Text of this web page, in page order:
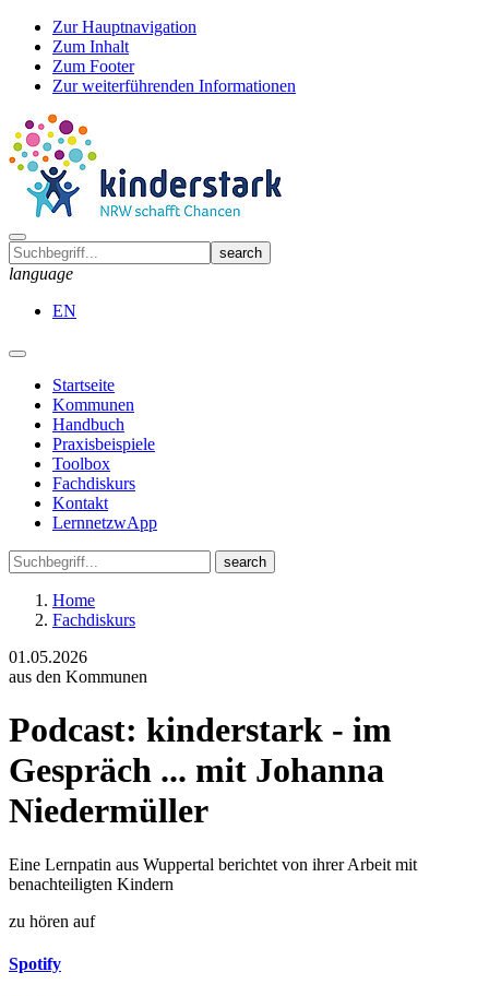
Zur Hauptnavigation
Zum Inhalt
Zum Footer
Zur weiterführenden Informationen
language
EN
Startseite
Kommunen
Handbuch
Praxisbeispiele
Toolbox
Fachdiskurs
Kontakt
LernnetzwApp
Home
Fachdiskurs
01.05.2026
aus den Kommunen
Podcast: kinderstark - im
Gespräch ... mit Johanna
Niedermüller
Eine Lernpatin aus Wuppertal berichtet von ihrer Arbeit mit
benachteiligten Kindern
zu hören auf
Spotify